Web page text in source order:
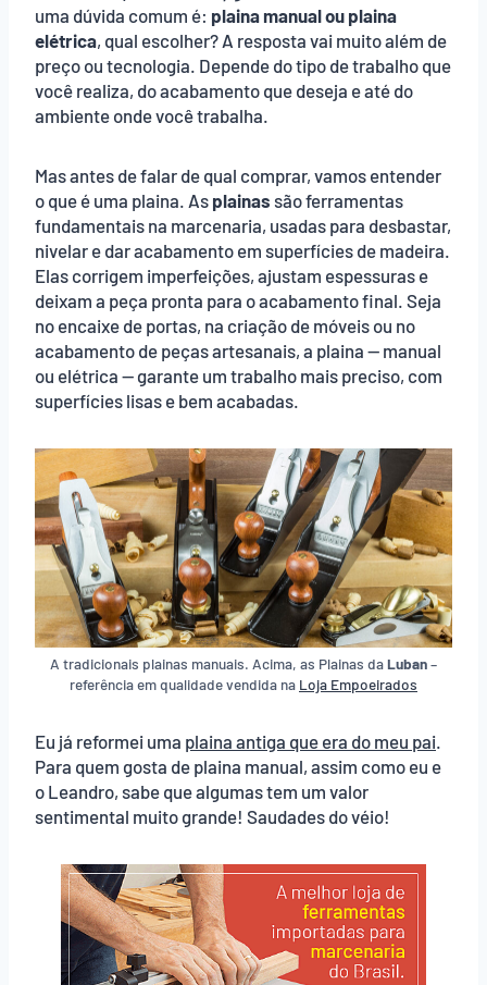
uma dúvida comum é: plaina manual ou plaina
elétrica, qual escolher? A resposta vai muito além de
preço ou tecnologia. Depende do tipo de trabalho que
você realiza, do acabamento que deseja e até do
ambiente onde você trabalha.
Mas antes de falar de qual comprar, vamos entender
o que é uma plaina. As plainas são ferramentas
fundamentais na marcenaria, usadas para desbastar,
nivelar e dar acabamento em superfícies de madeira.
Elas corrigem imperfeições, ajustam espessuras e
deixam a peça pronta para o acabamento final. Seja
no encaixe de portas, na criação de móveis ou no
acabamento de peças artesanais, a plaina — manual
ou elétrica — garante um trabalho mais preciso, com
superfícies lisas e bem acabadas.
A tradicionais plainas manuais. Acima, as Plainas daLuban–
referência em qualidade vendida na Loja Empoeirados
Eu já reformei uma plaina antiga que era do meu pai.
Para quem gosta de plaina manual, assim como eu e
o Leandro, sabe que algumas tem um valor
sentimental muito grande! Saudades do véio!